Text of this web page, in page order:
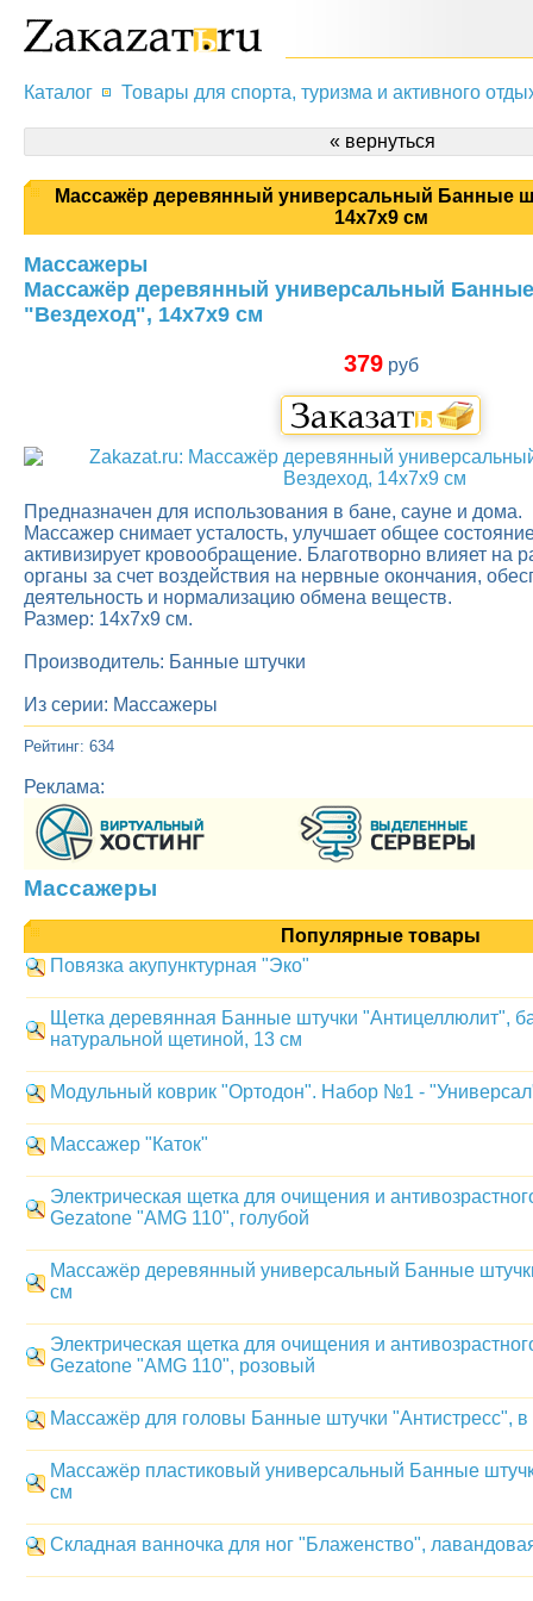
Каталог Товары для спорта, туризма и активного
« вернуться
Массажёр деревянный универсальный Банные
14x7x9 см
Массажеры
Массажёр деревянный универсальный
"Вездеход", 14x7x9 см
379руб
Предназначен для использования в бане, сауне и дома.
Массажер снимает усталость, улучшает общее
активизирует кровообращение. Благотворно влияет на
органы за счет воздействия на нервные окончания,
деятельность и нормализацию обмена веществ.
Размер: 14x7x9 см.
Производитель: Банные штучки
Из серии: Массажеры
Рейтинг: 634
Реклама:
Массажеры
Популярные товары
Повязка акупунктурная "Эко"
Щетка деревянная Банные штучки "Антицеллюлит",
натуральной щетиной, 13 см
Модульный коврик "Ортодон". Набор №1 -
Массажер "Каток"
Электрическая щетка для очищения и
Gezatone "AMG 110", голубой
Массажёр деревянный универсальный Банные
см
Электрическая щетка для очищения и
Gezatone "AMG 110", розовый
Массажёр для головы Банные штучки "Антистресс", в
Массажёр пластиковый универсальный Банные
см
Складная ванночка для ног "Блаженство",